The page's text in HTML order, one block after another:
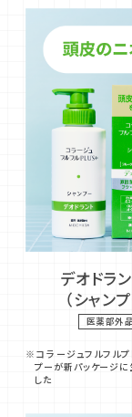
デオドラ
（シャンプ
医薬部外品
※コラージュフルフルプ
プーが新パッケージ
した